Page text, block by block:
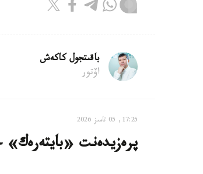
باقىتجول كاكەش
اۆتور
17:25, 05 تامىز 2026
پرەزيدەنت «بايتەرەك»